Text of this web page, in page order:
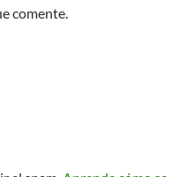
comente.